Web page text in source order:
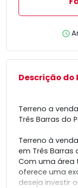
Descrição do
Terreno a
Três Barras do
Terreno à
em Três Barras
Com uma área
oferece uma
deseja investir